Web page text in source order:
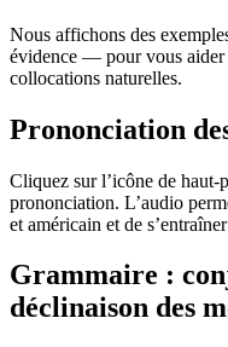
Nous affichons des
évidence — pour vous aider
collocations naturelles.
Prononciation
Cliquez sur l’icône de haut-
prononciation. L’audio
et américain et de
Grammaire :
déclinaison des